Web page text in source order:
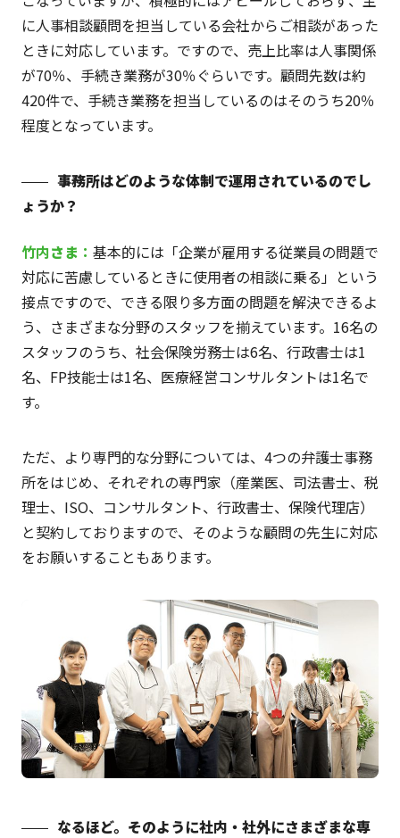
に人事相談顧問を担当している会社からご相談があった
ときに対応しています。ですので、売上比率は人事関係
が70％、手続き業務が30％ぐらいです。顧問先数は約
420件で、手続き業務を担当しているのはそのうち20％
程度となっています。
事務所はどのような体制で運用されているのでし
ょうか？
竹内さま ： 基本的には「企業が雇用する従業員の問題で
対応に苦慮しているときに使用者の相談に乗る」という
接点ですので、できる限り多方面の問題を解決できるよ
う、さまざまな分野のスタッフを揃えています。16名の
スタッフのうち、社会保険労務士は6名、行政書士は1
名、FP技能士は1名、医療経営コンサルタントは1名で
す。
ただ、より専門的な分野については、4つの弁護士事務
所をはじめ、それぞれの専門家（産業医、司法書士、税
理士、ISO、コンサルタント、行政書士、保険代理店）
と契約しておりますので、そのような顧問の先生に対応
をお願いすることもあります。
なるほど。そのように社内・社外にさまざまな専